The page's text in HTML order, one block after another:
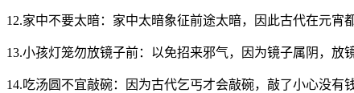
12.家中不要太暗：家中太暗象征前途太暗，因此古代在元宵
13.小孩灯笼勿放镜子前：以免招来邪气，因为镜子属阴，放
14.吃汤圆不宜敲碗：因为古代乞丐才会敲碗，敲了小心没有